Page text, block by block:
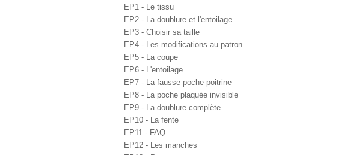
EP1 - Le tissu
EP2 - La doublure et l'entoilage
EP3 - Choisir sa taille
EP4 - Les modifications au patron
EP5 - La coupe
EP6 - L'entoilage
EP7 - La fausse poche poitrine
EP8 - La poche plaquée invisible
EP9 - La doublure complète
EP10 - La fente
EP11 - FAQ
EP12 - Les manches